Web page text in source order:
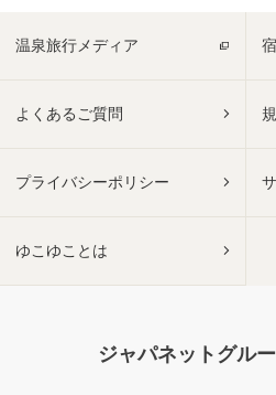
温泉旅行メディア
よくあるご質問
プライバシーポリシー
ゆこゆことは
ジャパネットグル